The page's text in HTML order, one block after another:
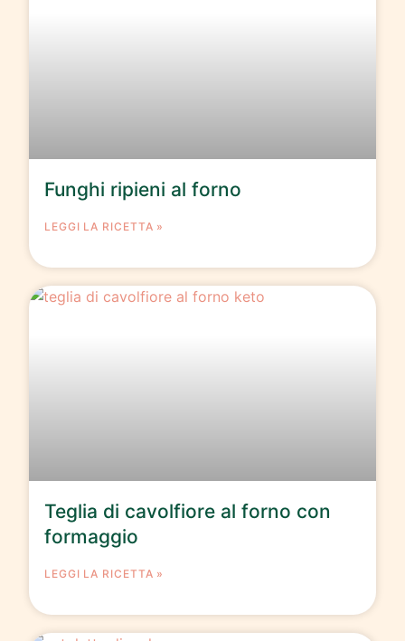
Funghi ripieni al forno
LEGGI LA RICETTA »
Teglia di cavolfiore al forno con
formaggio
LEGGI LA RICETTA »